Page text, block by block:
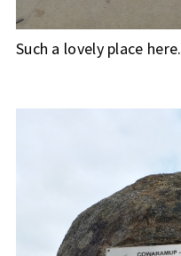
Such a lovely place here.